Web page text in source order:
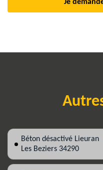
Je
Béton désactivé Lieuran
Les Beziers 34290